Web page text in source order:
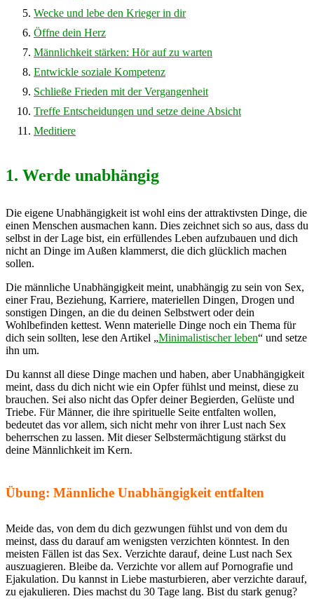
Wecke und lebe den Krieger in dir
Öffne dein Herz
Männlichkeit stärken: Hör auf zu warten
Entwickle soziale Kompetenz
Schließe Frieden mit der Vergangenheit
Treffe Entscheidungen und setze deine Absicht
Meditiere
1. Werde unabhängig
Die eigene Unabhängigkeit ist wohl eins der attraktivsten Dinge, die
einen Menschen ausmachen kann. Dies zeichnet sich so aus, dass du
selbst in der Lage bist, ein erfüllendes Leben aufzubauen und dich
nicht an Dinge im Außen klammerst, die dich glücklich machen
sollen.
Die männliche Unabhängigkeit meint, unabhängig zu sein von Sex,
einer Frau, Beziehung, Karriere, materiellen Dingen, Drogen und
sonstigen Dingen, an die du deinen Selbstwert oder dein
Wohlbefinden kettest. Wenn materielle Dinge noch ein Thema für
dich sein sollten, lese den Artikel „Minimalistischer leben“ und setze
ihn um.
Du kannst all diese Dinge machen und haben, aber Unabhängigkeit
meint, dass du dich nicht wie ein Opfer fühlst und meinst, diese zu
brauchen. Sei also nicht das Opfer deiner Begierden, Gelüste und
Triebe. Für Männer, die ihre spirituelle Seite entfalten wollen,
bedeutet das vor allem, sich nicht mehr von ihrer Lust nach Sex
beherrschen zu lassen. Mit dieser Selbstermächtigung stärkst du
deine Männlichkeit im Kern.
Übung: Männliche Unabhängigkeit entfalten
Meide das, von dem du dich gezwungen fühlst und von dem du
meinst, dass du darauf am wenigsten verzichten könntest. In den
meisten Fällen ist das Sex. Verzichte darauf, deine Lust nach Sex
auszuagieren. Bleibe da. Verzichte vor allem auf Pornografie und
Ejakulation. Du kannst in Liebe masturbieren, aber verzichte darauf,
zu ejakulieren. Dies machst du 30 Tage lang. Bist du stark genug?